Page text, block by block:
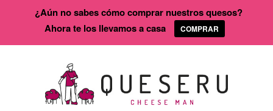
¿Aún no sabes cómo comprar nuestros quesos?
Ahora te los llevamos a casa
COMPRAR